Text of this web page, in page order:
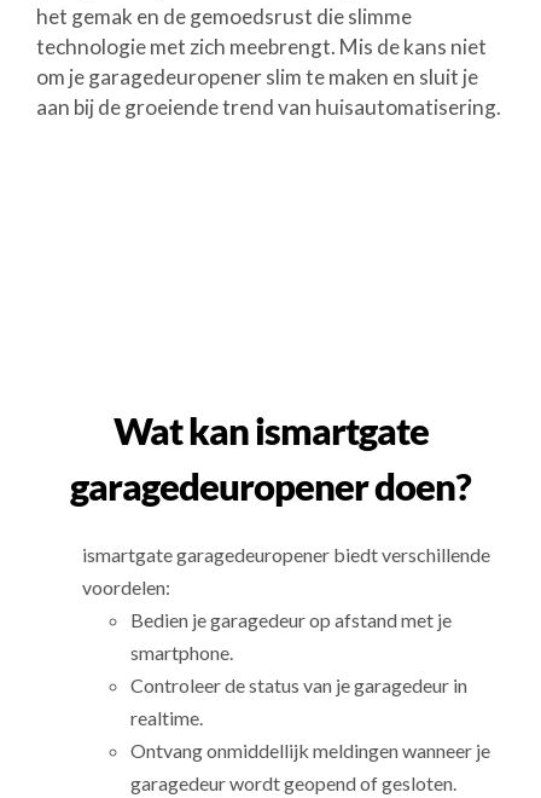
het gemak en de gemoedsrust die slimme
technologie met zich meebrengt. Mis de kans niet
om je garagedeuropener slim te maken en sluit je
aan bij de groeiende trend van huisautomatisering.
Wat kan ismartgate
garagedeuropener doen?
ismartgate garagedeuropener biedt verschillende
voordelen:
Bedien je garagedeur op afstand met je
smartphone.
Controleer de status van je garagedeur in
realtime.
Ontvang onmiddellijk meldingen wanneer je
garagedeur wordt geopend of gesloten.